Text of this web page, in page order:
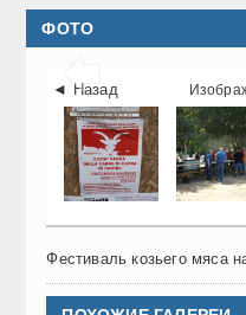
ФОТО

◄ Назад
Фестиваль козьего мяса